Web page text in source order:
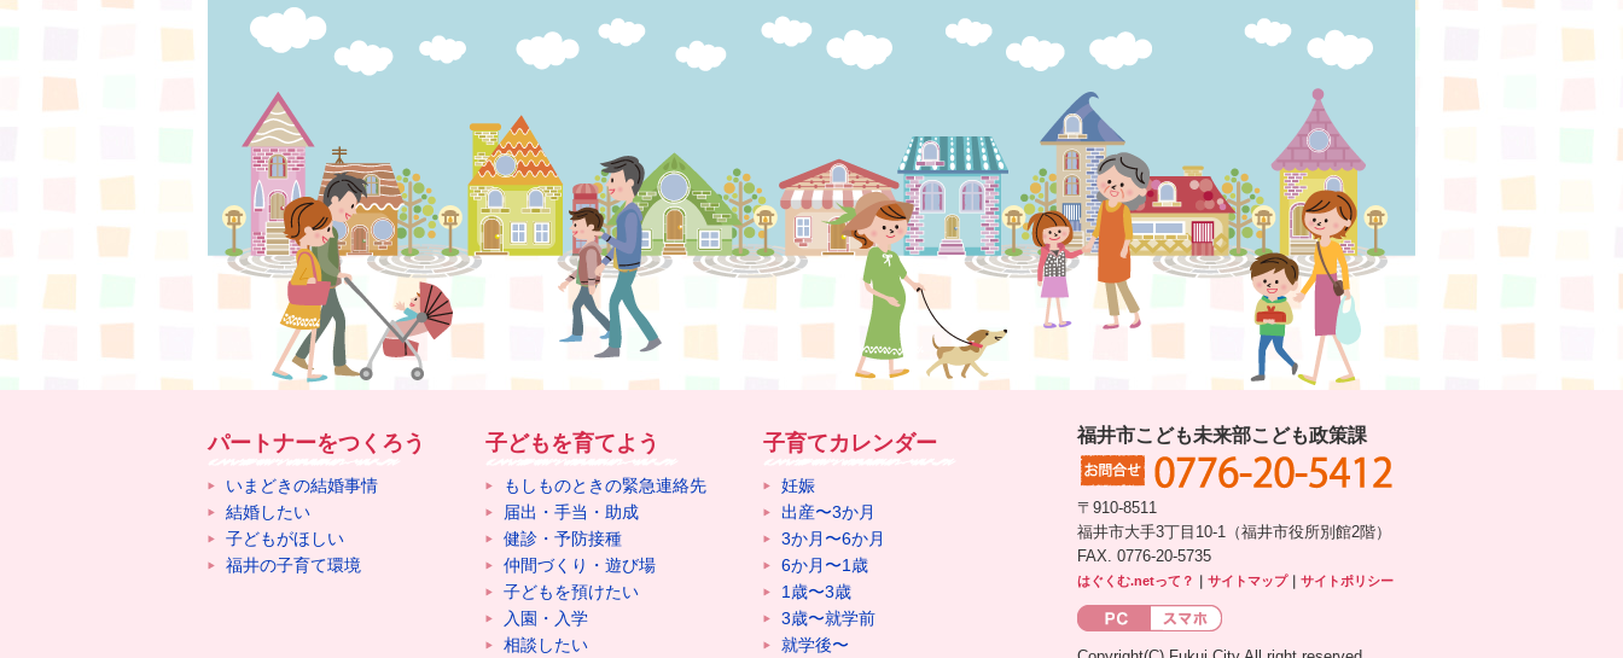
パートナーをつくろう
いまどきの結婚事情
結婚したい
子どもがほしい
福井の子育て環境
子どもを育てよう
もしものときの緊急連絡先
届出・手当・助成
健診・予防接種
仲間づくり・遊び場
子どもを預けたい
入園・入学
相談したい
子育てカレンダー
妊娠
出産〜3か月
3か月〜6か月
6か月〜1歳
1歳〜3歳
3歳〜就学前
就学後〜
福井市こども未来部こども政策課
〒910-8511
福井市大手3丁目10-1（福井市役所別館2階）
FAX. 0776-20-5735
はぐくむ.netって？ サイトマップ｜ サイトポリシー